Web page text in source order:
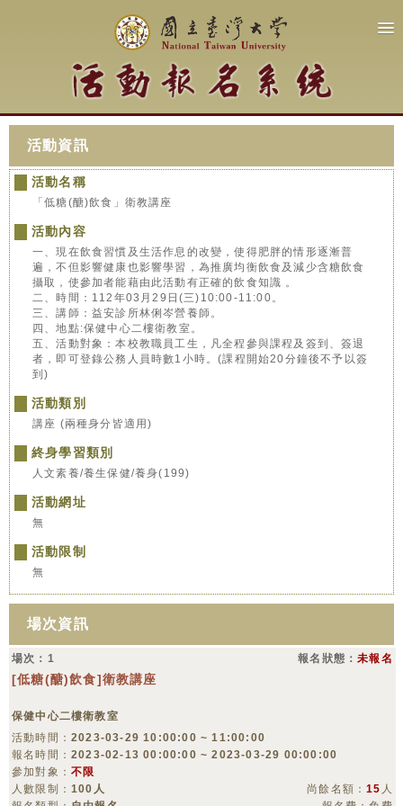
活動資訊
活動名稱
「低糖(醣)飲食」衛教講座
活動內容
一、現在飲食習慣及生活作息的改變，使得肥胖的情形逐漸普
遍，不但影響健康也影響學習，為推廣均衡飲食及減少含糖飲食
攝取，使參加者能藉由此活動有正確的飲食知識 。
二、時間：112年03月29日(三)10:00-11:00。
三、講師：益安診所林俐岑營養師。
四、地點:保健中心二樓衛教室。
五、活動對象：本校教職員工生，凡全程參與課程及簽到、簽退
者，即可登錄公務人員時數1小時。(課程開始20分鐘後不予以簽
到)
活動類別
講座 (兩種身分皆適用)
終身學習類別
人文素養/養生保健/養身(199)
活動網址
無
活動限制
無
場次資訊
場次：1 報名狀態：未報名
[低糖(醣)飲食]衛教講座
保健中心二樓衛教室
活動時間： 2023-03-29 10:00:00 ~ 11:00:00
報名時間： 2023-02-13 00:00:00 ~ 2023-03-29 00:00:00
參加對象： 不限
人數限制： 100人 尚餘名額：15 人